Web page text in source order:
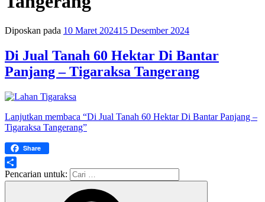
Diposkan pada 10 Maret 202415 Desember 2024
Di Jual Tanah 60 Hektar Di Bantar
Panjang – Tigaraksa Tangerang
Lanjutkan membaca “Di Jual Tanah 60 Hektar Di Bantar Panjang –
Tigaraksa Tangerang”
Share
Share
Pencarian untuk: